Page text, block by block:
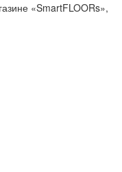
«SmartFLOORs»,